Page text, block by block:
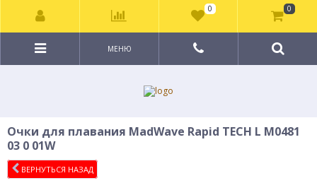
МЕНЮ
Очки для плавания MadWave Rapid TECH L M0481
03 0 01W
ВЕРНУТЬСЯ НАЗАД
0 0